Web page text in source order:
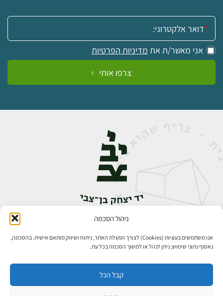
ניהול הסכמה
אנו משתמשים בעוגיות (Cookies) לצורך הפעלת האתר, ניתוח ושיווק מותאם אישית. בהסכמה,
נאסוף נתוני שימוש; ניתן לנהל או למשוך הסכמה בכל עת.
קבל הכל
אימייל:
אני מאשר/ת את מדיניות הפרטיות
צרפו אותי
אבן גבירול 14, רחביה, ירושלים